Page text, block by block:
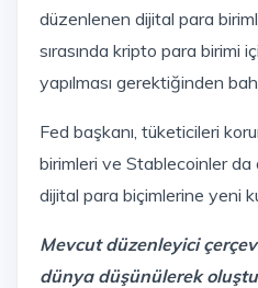
düzenlenen dijital para
sırasında kripto para birimi
yapılması gerektiğinden
Fed başkanı, tüketicileri korumak için kripto para
birimleri ve Stablecoinler
dijital para biçimlerine yeni
Mevcut düzenleyici çerçevelerimiz dijital bir
dünya düşünülerek